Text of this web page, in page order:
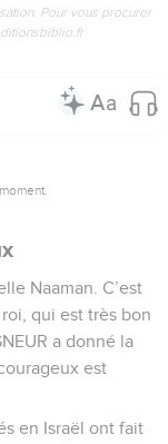
Pour vous procurer
Naaman. C’est
qui est très bon
a donné la
est
en Israël ont fait